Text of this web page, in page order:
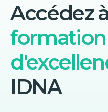
Accédez
IDNA